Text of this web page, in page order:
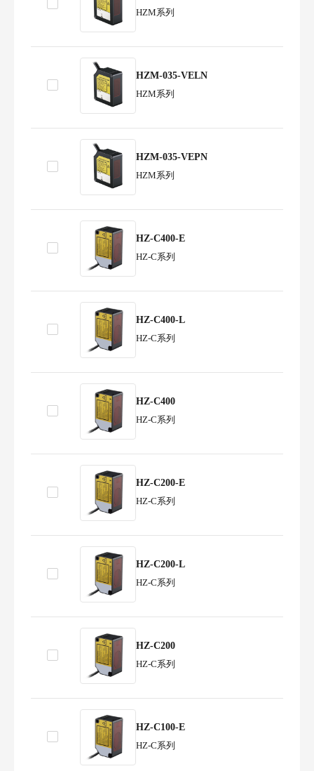
HZM系列
HZM-035-VELN
HZM系列
HZM-035-VEPN
HZM系列
HZ-C400-E
HZ-C系列
HZ-C400-L
HZ-C系列
HZ-C400
HZ-C系列
HZ-C200-E
HZ-C系列
HZ-C200-L
HZ-C系列
HZ-C200
HZ-C系列
HZ-C100-E
HZ-C系列